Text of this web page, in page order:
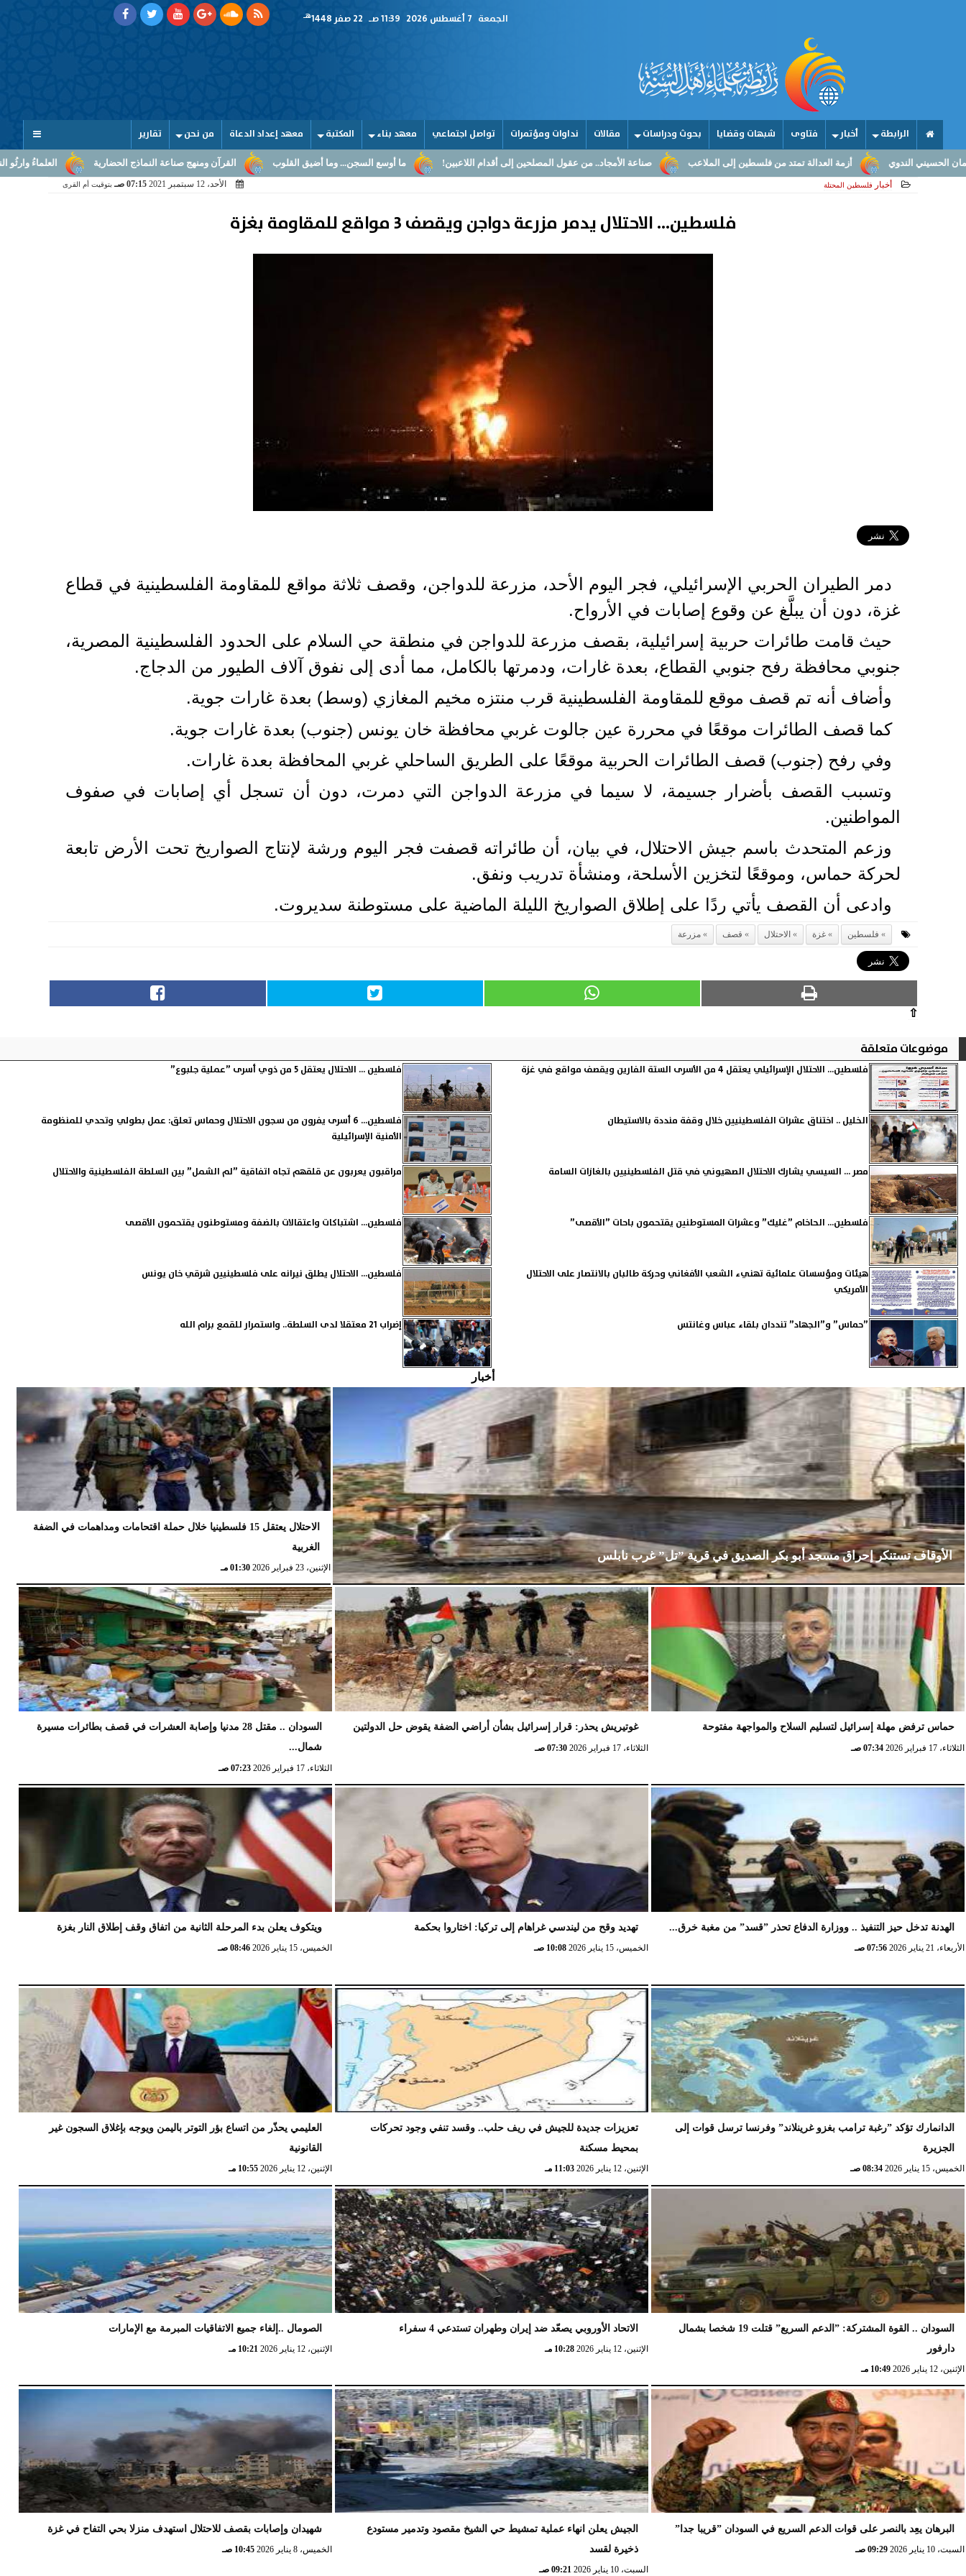
الجمعة 11:39 صـ هـ
الرابطة أخبار فتاوى شبهات وقضايا بحوث ودراسات مقالات نداوات ومؤتمرات تواصل اجتماعي معهد بناء المكتبة معهد إعداد الدعاة من نحن تقارير
العلماءُ وارثُو النبوّة: من بلاغ القرآن ومنهج صناعة النماذج الحضارية ما أوسع السجن... وما أضيق القلوب صناعة الأمجاد.. من عقول المصلحين إلى أقدام اللاعبين! أزمة العدالة تمتد من فلسطين إلى الملاعب
أخبار فلسطين المحتلة الأحد، 12 سبتمبر 2021 07:15 صـ بتوقيت أم القرى
فلسطين... الاحتلال يدمر مزرعة دواجن ويقصف 3 مواقع للمقاومة بغزة
دمر الطيران الحربي الإسرائيلي، فجر اليوم الأحد، مزرعة للدواجن، وقصف ثلاثة مواقع للمقاومة الفلسطينية في قطاع
غزة، دون أن يبلَّغ عن وقوع إصابات في الأرواح.
حيث قامت طائرات حربية إسرائيلية، بقصف مزرعة للدواجن في منطقة حي السلام على الحدود الفلسطينية المصرية،
جنوبي محافظة رفح جنوبي القطاع، بعدة غارات، ودمرتها بالكامل، مما أدى إلى نفوق آلاف الطيور من الدجاج.
وأضاف أنه تم قصف موقع للمقاومة الفلسطينية قرب منتزه مخيم المغازي (وسط) بعدة غارات جوية.
كما قصف الطائرات موقعًا في محررة عين جالوت غربي محافظة خان يونس (جنوب) بعدة غارات جوية.
وفي رفح (جنوب) قصف الطائرات الحربية موقعًا على الطريق الساحلي غربي المحافظة بعدة غارات.
وتسبب القصف بأضرار جسيمة، لا سيما في مزرعة الدواجن التي دمرت، دون أن تسجل أي إصابات في صفوف
المواطنين.
وزعم المتحدث باسم جيش الاحتلال، في بيان، أن طائراته قصفت فجر اليوم ورشة لإنتاج الصواريخ تحت الأرض تابعة
لحركة حماس، وموقعًا لتخزين الأسلحة، ومنشأة تدريب ونفق.
وادعى أن القصف يأتي ردًا على إطلاق الصواريخ الليلة الماضية على مستوطنة سديروت.
فلسطين غزة الاحتلال قصف مزرعة
⇧
موضوعات متعلقة
فلسطين... الاحتلال الإسرائيلي يعتقل 4 من الأسرى الستة الفارين ويقصف مواقع في غزة فلسطين ... الاحتلال يعتقل 5 من ذوي أسرى ”عملية جلبوع”
الخليل .. اختناق عشرات الفلسطينيين خلال وقفة منددة بالاستيطان
فلسطين... 6 أسرى يفرون من سجون الاحتلال وحماس تعلق: عمل بطولي وتحدي للمنظومة
الأمنية الإسرائيلية
مصر ... السيسي يشارك الاحتلال الصهيوني في قتل الفلسطينيين بالغازات السامة مراقبون يعربون عن قلقهم تجاه اتفاقية ”لم الشمل” بين السلطة الفلسطينية والاحتلال
فلسطين... الحاخام ”غليك” وعشرات المستوطنين يقتحمون باحات ”الأقصى” فلسطين... اشتباكات واعتقالات بالضفة ومستوطنون يقتحمون الأقصى
هيئات ومؤسسات علمائية تهنيء الشعب الأفغاني وحركة طالبان بالانتصار على الاحتلال
الأمريكي
فلسطين... الاحتلال يطلق نيرانه على فلسطينيين شرقي خان يونس
”حماس” و”الجهاد” تنددان بلقاء عباس وغانتس إضراب 21 معتقلا لدى السلطة.. واستمرار للقمع برام الله
أخبار
الأوقاف تستنكر إحراق مسجد أبو بكر الصديق في قرية ”تل” غرب نابلس
الإثنين، 23 فبراير 2026 02:15 مـ
الاحتلال يعتقل 15 فلسطينيا خلال حملة اقتحامات ومداهمات في الضفة
الغربية
الإثنين، 23 فبراير 2026 01:30 مـ
حماس ترفض مهلة إسرائيل لتسليم السلاح والمواجهة مفتوحة
الثلاثاء، 17 فبراير 2026 07:34 صـ
غوتيريش يحذر: قرار إسرائيل بشأن أراضي الضفة يقوض حل الدولتين
الثلاثاء، 17 فبراير 2026 07:30 صـ
السودان .. مقتل 28 مدنيا وإصابة العشرات في قصف بطائرات مسيرة
شمال...
الثلاثاء، 17 فبراير 2026 07:23 صـ
الهدنة تدخل حيز التنفيذ .. ووزارة الدفاع تحذر ”قسد” من مغبة خرق...
الأربعاء، 21 يناير 2026 07:56 صـ
تهديد وقح من ليندسي غراهام إلى تركيا: اختاروا بحكمة
الخميس، 15 يناير 2026 10:08 صـ
ويتكوف يعلن بدء المرحلة الثانية من اتفاق وقف إطلاق النار بغزة
الخميس، 15 يناير 2026 08:46 صـ
الدانمارك تؤكد ”رغبة ترامب بغزو غرينلاند” وفرنسا ترسل قوات إلى
الجزيرة
الخميس، 15 يناير 2026 08:34 صـ
تعزيزات جديدة للجيش في ريف حلب.. وقسد تنفي وجود تحركات
بمحيط مسكنة
الإثنين، 12 يناير 2026 11:03 مـ
العليمي يحذّر من اتساع بؤر التوتر باليمن ويوجه بإغلاق السجون غير
القانونية
الإثنين، 12 يناير 2026 10:55 مـ
السودان .. القوة المشتركة: ”الدعم السريع” قتلت 19 شخصا بشمال
دارفور
الإثنين، 12 يناير 2026 10:49 مـ
الاتحاد الأوروبي يصعّد ضد إيران وطهران تستدعي 4 سفراء
الإثنين، 12 يناير 2026 10:28 مـ
الصومال ..إلغاء جميع الاتفاقيات المبرمة مع الإمارات
الإثنين، 12 يناير 2026 10:21 مـ
البرهان يعِد بالنصر على قوات الدعم السريع في السودان ”قريبا جدا”
السبت، 10 يناير 2026 09:29 صـ
الجيش يعلن انهاء عملية تمشيط حي الشيخ مقصود وتدمير مستودع
ذخيرة لقسد
السبت، 10 يناير 2026 09:21 صـ
شهيدان وإصابات بقصف للاحتلال استهدف منزلا بحي التفاح في غزة
الخميس، 8 يناير 2026 10:45 صـ